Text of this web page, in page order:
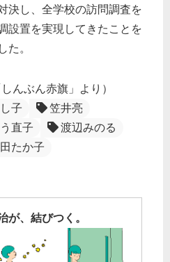
決し、全学校の訪問調査を
設置を実現してきたことを
た。
んぶん赤旗」より）
子
笠井亮
直子
渡辺みのる
たか子
が、結びつく。